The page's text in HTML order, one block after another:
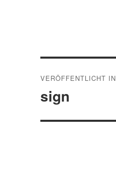
VERÖFFENTLICHT IN
sign